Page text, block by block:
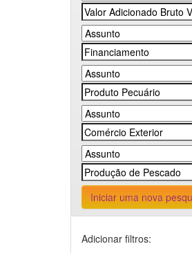
Iniciar uma nova
Adicionar filtros: